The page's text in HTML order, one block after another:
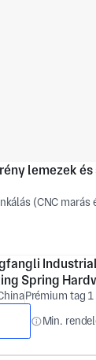
lemezek és
(CNC marás
Spring
Ltd Prémium tag 1
Min.